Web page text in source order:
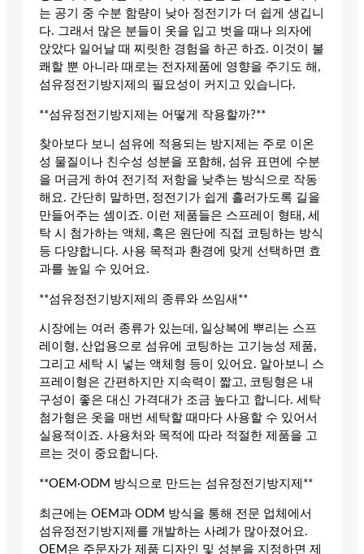
는 공기 중 수분 함량이 낮아 정전기가 더 쉽게 생깁니
다. 그래서 많은 분들이 옷을 입고 벗을 때나 의자에
앉았다 일어날 때 찌릿한 경험을 하곤 하죠. 이것이 불
쾌할 뿐 아니라 때로는 전자제품에 영향을 주기도 해,
섬유정전기방지제의 필요성이 커지고 있습니다.
**섬유정전기방지제는 어떻게 작용할까?**
찾아보다 보니 섬유에 적용되는 방지제는 주로 이온
성 물질이나 친수성 성분을 포함해, 섬유 표면에 수분
을 머금게 하여 전기적 저항을 낮추는 방식으로 작동
해요. 간단히 말하면, 정전기가 쉽게 흘러가도록 길을
만들어주는 셈이죠. 이런 제품들은 스프레이 형태, 세
탁 시 첨가하는 액체, 혹은 원단에 직접 코팅하는 방식
등 다양합니다. 사용 목적과 환경에 맞게 선택하면 효
과를 높일 수 있어요.
**섬유정전기방지제의 종류와 쓰임새**
시장에는 여러 종류가 있는데, 일상복에 뿌리는 스프
레이형, 산업용으로 섬유에 코팅하는 고기능성 제품,
그리고 세탁 시 넣는 액체형 등이 있어요. 알아보니 스
프레이형은 간편하지만 지속력이 짧고, 코팅형은 내
구성이 좋은 대신 가격대가 조금 높다고 합니다. 세탁
첨가형은 옷을 매번 세탁할 때마다 사용할 수 있어서
실용적이죠. 사용처와 목적에 따라 적절한 제품을 고
르는 것이 중요합니다.
**OEM·ODM 방식으로 만드는 섬유정전기방지제**
최근에는 OEM과 ODM 방식을 통해 전문 업체에서
섬유정전기방지제를 개발하는 사례가 많아졌어요.
OEM은 주문자가 제품 디자인 및 성분을 지정하면 제